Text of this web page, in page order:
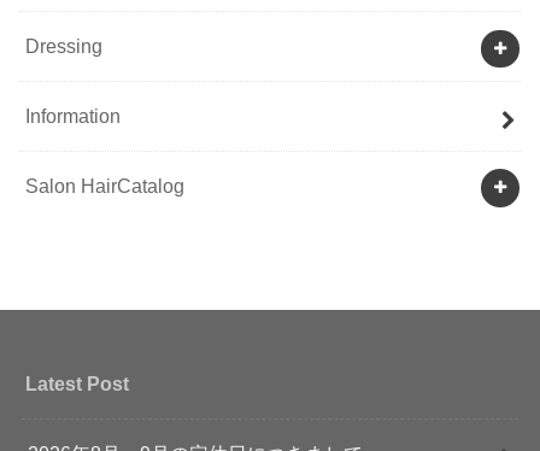
Dressing
Information
Salon HairCatalog
Latest Post